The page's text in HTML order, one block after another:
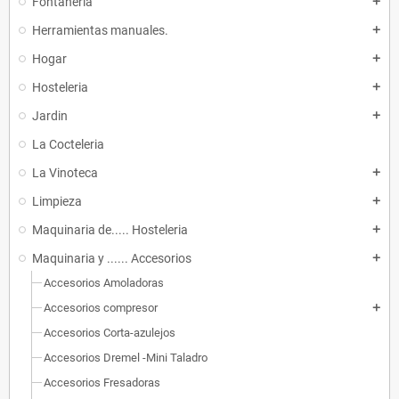
Herramientas manuales. add
Hogar add
Hosteleria add
Jardin add
La Cocteleria
La Vinoteca
add
Limpieza add
Maquinaria de..... Hosteleria add
Maquinaria y ...... Accesorios add
Accesorios Amoladoras
Accesorios compresor
add
Accesorios Corta-azulejos
Accesorios Dremel -Mini Taladro
Accesorios Fresadoras